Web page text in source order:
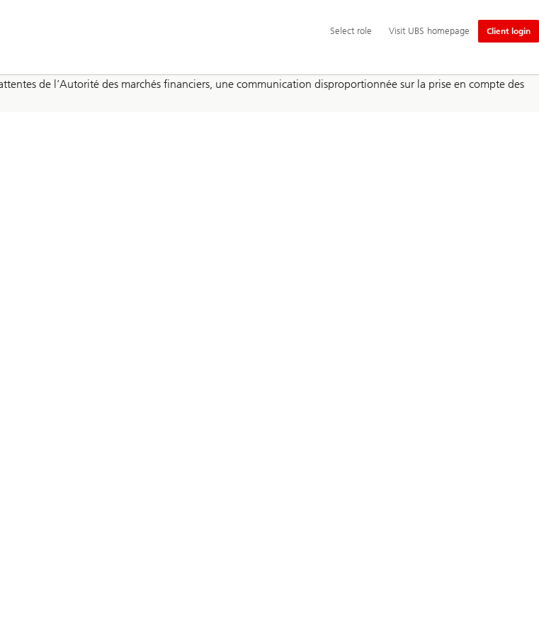
Navigation
principale
Select
role
Select role Visit UBS homepage Client login
de l’Autorité des marchés financiers, une communication disproportionnée sur la prise en compte des